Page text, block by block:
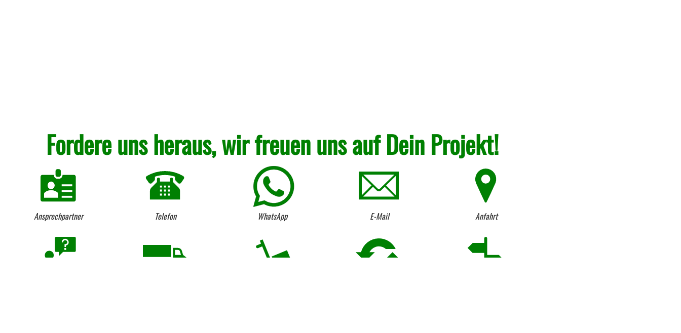
Fordere uns heraus, wir freuen uns auf Dein Projekt!
Ansprechpartner Telefon WhatsApp E-Mail Anfahrt